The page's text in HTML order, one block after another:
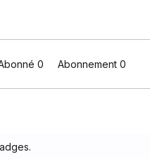
0 Abonnement 0